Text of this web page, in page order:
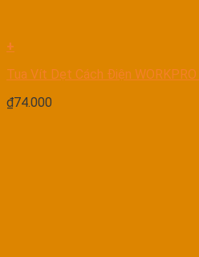
+
Tua Vít Dẹt Cách Điện
₫74.000